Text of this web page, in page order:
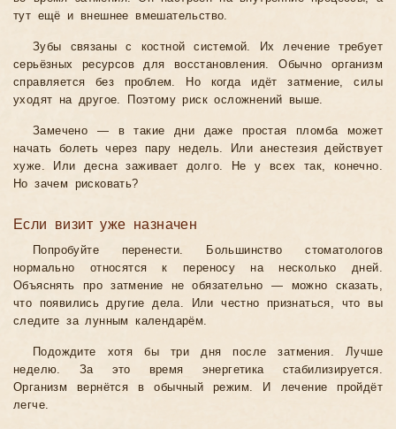
тут ещё и внешнее вмешательство.
Зубы связаны с костной системой. Их лечение требует
серьёзных ресурсов для восстановления. Обычно организм
справляется без проблем. Но когда идёт затмение, силы
уходят на другое. Поэтому риск осложнений выше.
Замечено — в такие дни даже простая пломба может
начать болеть через пару недель. Или анестезия действует
хуже. Или десна заживает долго. Не у всех так, конечно.
Но зачем рисковать?
Если визит уже назначен
Попробуйте перенести. Большинство стоматологов
нормально относятся к переносу на несколько дней.
Объяснять про затмение не обязательно — можно сказать,
что появились другие дела. Или честно признаться, что вы
следите за лунным календарём.
Подождите хотя бы три дня после затмения. Лучше
неделю. За это время энергетика стабилизируется.
Организм вернётся в обычный режим. И лечение пройдёт
легче.